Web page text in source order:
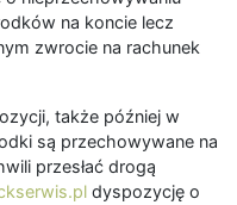
na koncie lecz
zwrocie na rachunek
także później w
są przechowywane na
przesłać drogą
dyspozycję o